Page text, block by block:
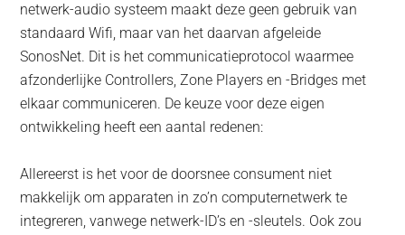
netwerk-audio systeem maakt deze geen gebruik van
standaard Wifi, maar van het daarvan afgeleide
SonosNet. Dit is het communicatieprotocol waarmee
afzonderlijke Controllers, Zone Players en -Bridges met
elkaar communiceren. De keuze voor deze eigen
ontwikkeling heeft een aantal redenen:
Allereerst is het voor de doorsnee consument niet
makkelijk om apparaten in zo’n computernetwerk te
integreren, vanwege netwerk-ID’s en -sleutels. Ook zou